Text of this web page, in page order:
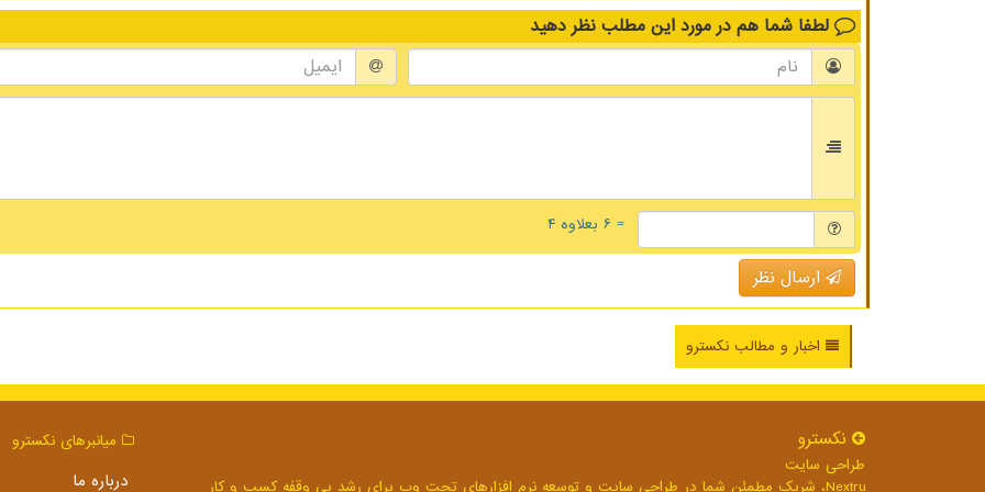
لطفا شما هم در مورد این مطلب نظر دهید
= ۶ بعلاوه ۴
ارسال نظر
اخبار و مطالب نکسترو
نكسترو
طراحی سایت
Nextru، شریک مطمئن شما در طراحی سایت و توسعه نرم افزارهای تحت وب برای رشد بی وقفه کسب و کار
میانبرهای نكسترو
درباره ما